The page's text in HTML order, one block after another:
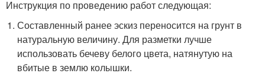
Инструкция по проведению работ следующая:
Составленный ранее эскиз переносится на грунт в
натуральную величину. Для разметки лучше
использовать бечеву белого цвета, натянутую на
вбитые в землю колышки.